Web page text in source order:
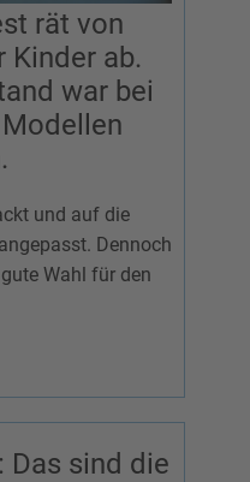
rät von
Kinder ab.
war bei
und auf die
Dennoch
Wahl für den
Das sind die